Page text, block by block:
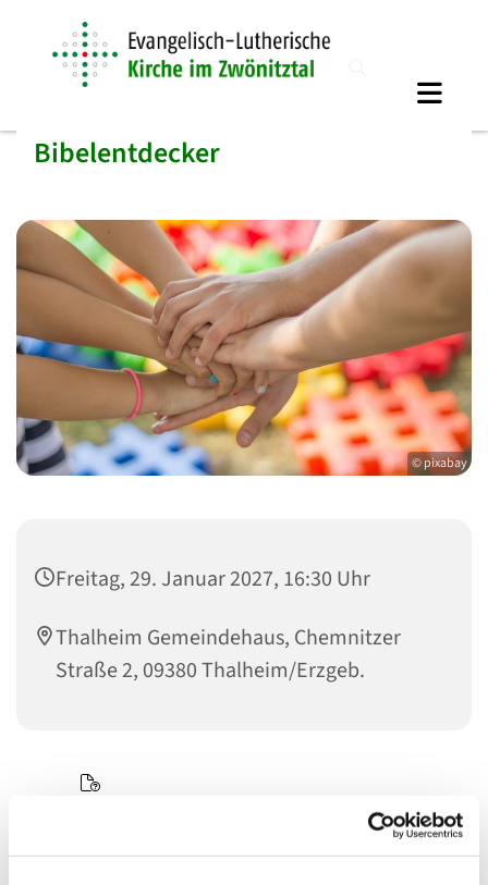
Bibelentdecker
© pixabay
Freitag, 29. Januar 2027, 16:30 Uhr
Thalheim Gemeindehaus, Chemnitzer
Straße 2, 09380 Thalheim/Erzgeb.